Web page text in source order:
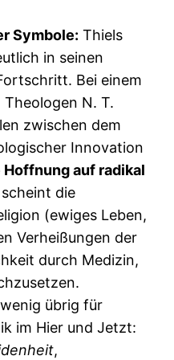
Symbole: Thiels
in seinen
Bei einem
N. T.
zwischen dem
Innovation
auf radikal
scheint die
(ewiges Leben,
Verheißungen der
durch Medizin,
übrig für
im Hier und Jetzt:
,